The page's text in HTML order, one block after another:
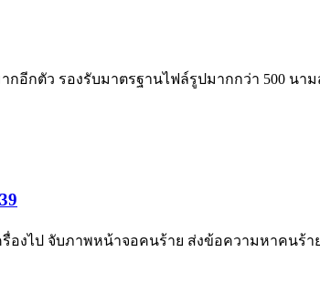
อีกตัว รองรับมาตรฐานไฟล์รูปมากกว่า 500 นา
องไป จับภาพหน้าจอคนร้าย ส่งข้อความหาคนร้